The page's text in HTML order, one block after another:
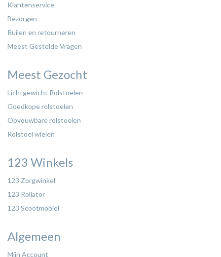
Klantenservice
Bezorgen
Ruilen en retourneren
Meest Gestelde Vragen
Meest Gezocht
Lichtgewicht Rolstoelen
Goedkope rolstoelen
Opvouwbare rolstoelen
Rolstoel wielen
123 Winkels
123 Zorgwinkel
123 Rollator
123 Scootmobiel
Algemeen
Mijn Account